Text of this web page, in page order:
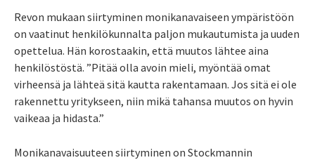
Revon mukaan siirtyminen monikanavaiseen ympäristöön
on vaatinut henkilökunnalta paljon mukautumista ja uuden
opettelua. Hän korostaakin, että muutos lähtee aina
henkilöstöstä. ”Pitää olla avoin mieli, myöntää omat
virheensä ja lähteä sitä kautta rakentamaan. Jos sitä ei ole
rakennettu yritykseen, niin mikä tahansa muutos on hyvin
vaikeaa ja hidasta.”
Monikanavaisuuteen siirtyminen on Stockmannin